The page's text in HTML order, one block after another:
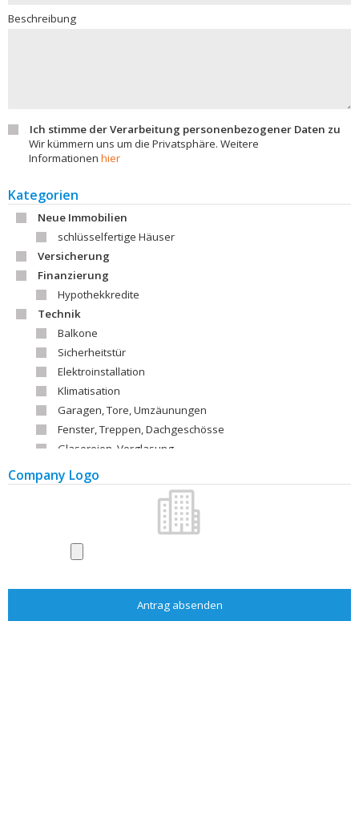
Beschreibung
Ich stimme der Verarbeitung personenbezogener Daten zu
Wir kümmern uns um die Privatsphäre. Weitere
Informationen hier
Kategorien
Neue Immobilien
schlüsselfertige Häuser
Versicherung
Finanzierung
Hypothekkredite
Technik
Balkone
Sicherheitstür
Elektroinstallation
Klimatisation
Garagen, Tore, Umzäunungen
Fenster, Treppen, Dachgeschösse
Glasereien, Verglasung
Dächer, Dachdeckmaterialien
Alarme und Sicherungsanlagen
Wasser, Gas, Heizung
Aufzüge
Messen und Ausstellungen
Baufirmen
Company Logo